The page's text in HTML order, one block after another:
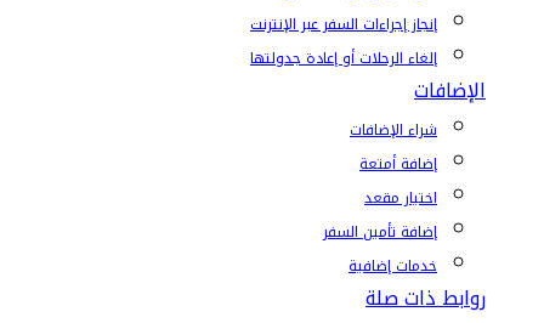
إنجاز إجراءات السفر عبر الإنترنت
إلغاء الرحلات أو إعادة جدولتها
الإضافات
شراء الإضافات
إضافة أمتعة
اختيار مقعد
إضافة تأمين السفر
خدمات إضافية
روابط ذات صلة